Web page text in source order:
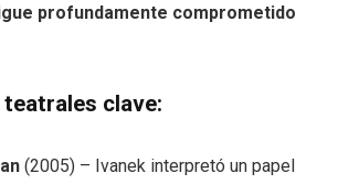
profundamente comprometido
clave:
(2005) – Ivanek interpretó un papel